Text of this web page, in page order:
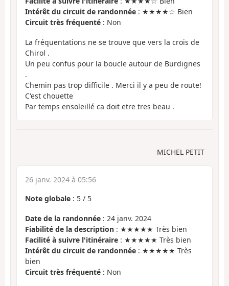
Intérêt du circuit de randonnée : ★★★★☆ Bien
Circuit très fréquenté : Non
La fréquentations ne se trouve que vers la crois de
Chirol .
Un peu confus pour la boucle autour de Burdignes
.
Chemin pas trop difficile . Merci il y a peu de route!
C'est chouette
Par temps ensoleillé ca doit etre tres beau .
MICHEL PETIT
26 janv. 2024 à 05:56
Note globale : 5 / 5
Date de la randonnée : 24 janv. 2024
Fiabilité de la description : ★★★★★ Très bien
Facilité à suivre l'itinéraire : ★★★★★ Très bien
Intérêt du circuit de randonnée : ★★★★★ Très
bien
Circuit très fréquenté : Non